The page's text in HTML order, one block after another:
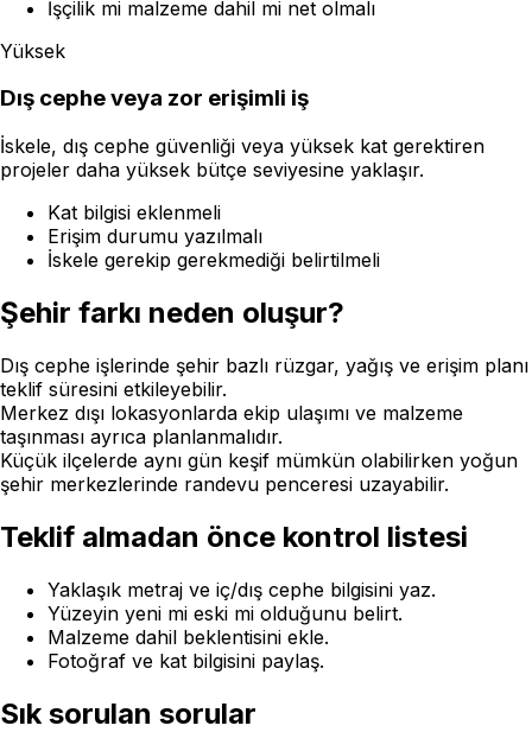
İşçilik mi malzeme dahil mi net olmalı
Yüksek
Dış cephe veya zor erişimli iş
İskele, dış cephe güvenliği veya yüksek kat gerektiren
projeler daha yüksek bütçe seviyesine yaklaşır.
Kat bilgisi eklenmeli
Erişim durumu yazılmalı
İskele gerekip gerekmediği belirtilmeli
Şehir farkı neden oluşur?
Dış cephe işlerinde şehir bazlı rüzgar, yağış ve erişim planı
teklif süresini etkileyebilir.
Merkez dışı lokasyonlarda ekip ulaşımı ve malzeme
taşınması ayrıca planlanmalıdır.
Küçük ilçelerde aynı gün keşif mümkün olabilirken yoğun
şehir merkezlerinde randevu penceresi uzayabilir.
Teklif almadan önce kontrol listesi
Yaklaşık metraj ve iç/dış cephe bilgisini yaz.
Yüzeyin yeni mi eski mi olduğunu belirt.
Malzeme dahil beklentisini ekle.
Fotoğraf ve kat bilgisini paylaş.
Sık sorulan sorular